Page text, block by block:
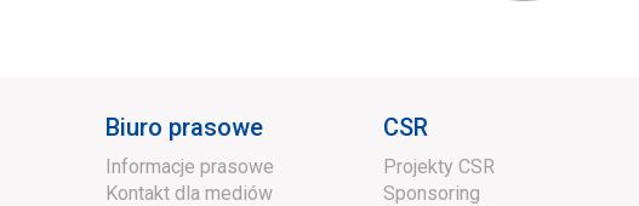
Biuro prasowe
Informacje prasowe
Kontakt dla mediów
CSR
Projekty CSR
Sponsoring